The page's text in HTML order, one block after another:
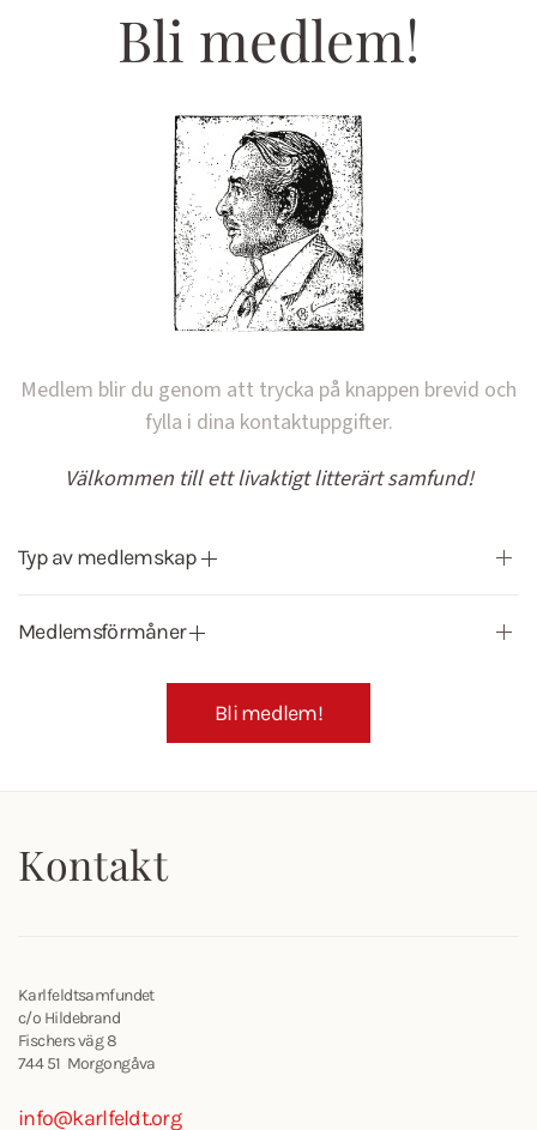
Bli medlem!
Medlem blir du genom att trycka på knappen brevid och
fylla i dina kontaktuppgifter.
Välkommen till ett livaktigt litterärt samfund!
Typ av medlemskap
Medlemsförmåner
Bli medlem!
Kontakt
Karlfeldtsamfundet
c/o Hildebrand
Fischers väg 8
744 51 Morgongåva
info@karlfeldt.org